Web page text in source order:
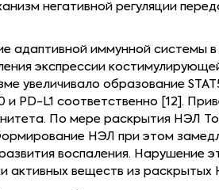
негативной регуляции
адаптивной иммунной
экспрессии
увеличивало образование
PD-L1 соответственно [12].
По мере раскрытия НЭЛ
НЭЛ при этом
воспаления. Нарушение
активных веществ из